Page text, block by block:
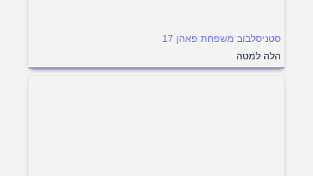
סטניסלבוב משפחת פאהן 17
הלה למטה